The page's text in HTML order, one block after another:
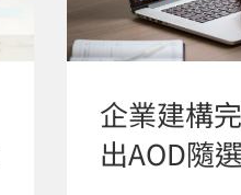
企業建構
出AOD隨